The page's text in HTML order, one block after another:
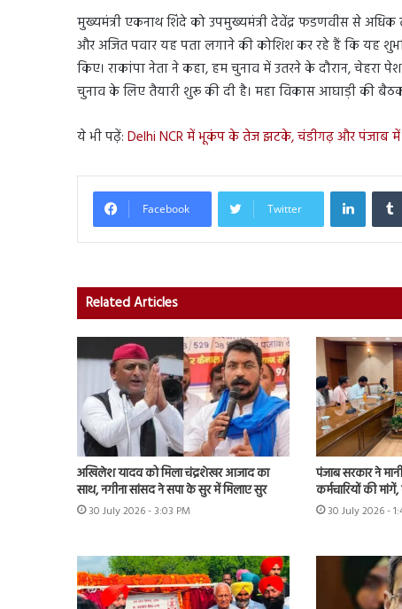
मुख्यमंत्री एकनाथ शिंदे को उपमुख्यमंत्री देवेंद्र फडणवीस से
और अजित पवार यह पता लगाने की कोशिश कर रहे हैं कि यह
किए। राकांपा नेता ने कहा, हम चुनाव में उतरने के दौरान, चेहरा
चुनाव के लिए तैयारी शुरू की दी है। महा विकास आघाड़ी की
ये भी पढ़ें: Delhi NCR में भूकंप के तेज झटके, चंडीगढ़ और पंजाब में
Facebook Twitter
Related Articles
अखिलेश यादव को मिला चंद्रशेखर आजाद का
साथ, नगीना सांसद ने सपा के सुर में मिलाए सुर
30 July 2026 - 3:03 PM
पंजाब सरकार ने
कर्मचारियों की
30 July 2026 -